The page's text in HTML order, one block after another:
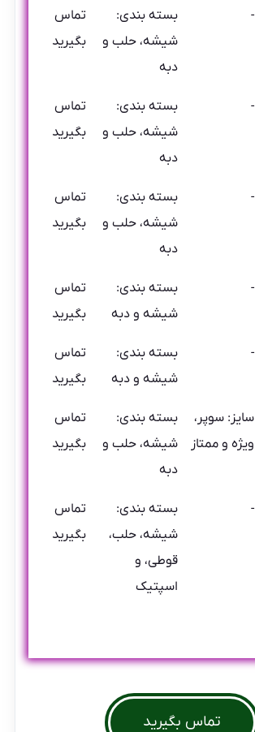
-
بسته بندی:
شیشه، حلب و
دبه
تماس
بگیرید
-
بسته بندی:
شیشه، حلب و
دبه
تماس
بگیرید
-
بسته بندی:
شیشه، حلب و
دبه
تماس
بگیرید
-
بسته بندی:
شیشه و دبه
تماس
بگیرید
-
بسته بندی:
شیشه و دبه
تماس
بگیرید
سایز: سوپر،
ویژه و ممتاز
بسته بندی:
شیشه، حلب و
دبه
تماس
بگیرید
-
بسته بندی:
شیشه، حلب،
قوطی، و
اسپتیک
تماس
بگیرید
تماس بگیرید